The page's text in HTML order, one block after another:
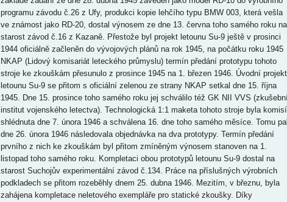
programu závodu č.26 z Ufy, produkci kopie lehčího typu BMW 003, která vešla
ve známost jako RD-20, dostal výnosem ze dne 13. června toho samého roku na
starost závod č.16 z Kazaně. Přestože byl projekt letounu Su-9 ještě v prosinci
1944 oficiálně začleněn do vývojových plánů na rok 1945, na počátku roku 1945
NKAP (Lidový komisariát leteckého průmyslu) termín předání prototypu tohoto
stroje ke zkouškám přesunulo z prosince 1945 na 1. březen 1946. Úvodní projekt
letounu Su-9 se přitom s oficiální zelenou ze strany NKAP setkal dne 15. října
1945. Dne 15. prosince toho samého roku jej schválilo též GK NII VVS
institut vojenského letectva). Technologická 1:1 maketa tohoto stroje byla komisí
shlédnuta dne 7. února 1946 a schválena 16. dne toho samého měsíce. Tomu
dne 26. února 1946 následovala objednávka na dva prototypy. Termín předání
prvního z nich ke zkouškám byl přitom zmíněným výnosem stanoven na 1.
listopad toho samého roku. Kompletaci obou prototypů letounu Su-9 dostal na
starost Suchojův experimentální závod č.134. Práce na příslušných výrobních
podkladech se přitom rozeběhly dnem 25. dubna 1946. Mezitím, v březnu, byla
zahájena kompletace neletového exempláře pro statické zkoušky. Díky